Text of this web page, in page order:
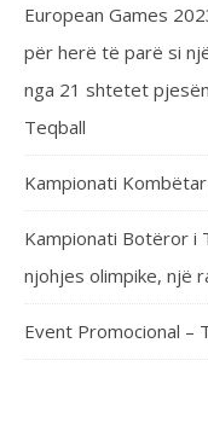
European Games
për herë të parë si
nga 21 shtetet
Teqball
Kampionati
Kampionati Botëror i
njohjes olimpike, një
Event Promocional –